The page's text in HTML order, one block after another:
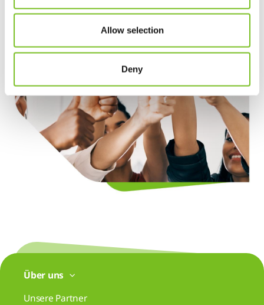
Allow selection
Deny
Über uns
Unsere Partner